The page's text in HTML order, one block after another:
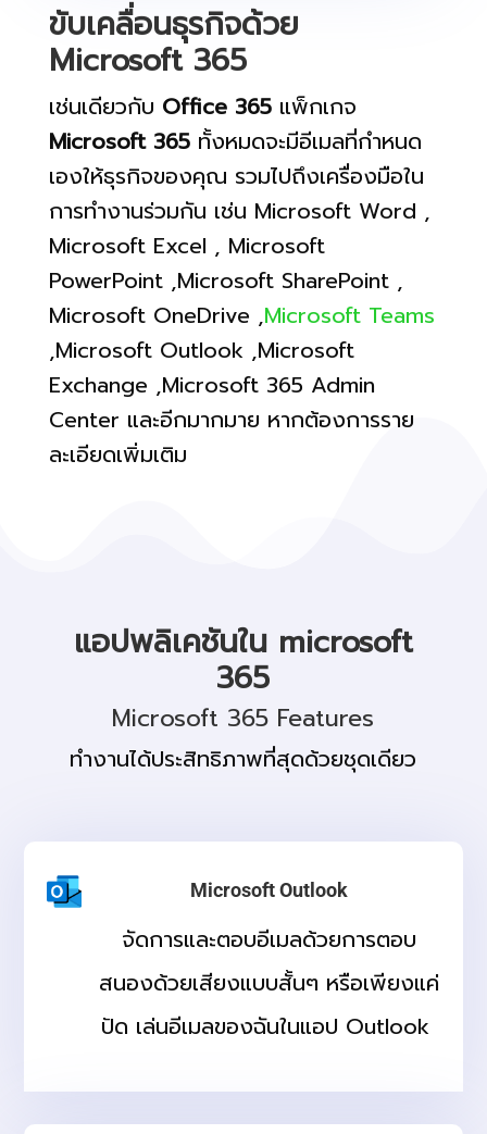
ขับเคลื่อนธุรกิจด้วย
Microsoft 365
เช่นเดียวกับ Office 365แพ็กเกจ
Microsoft 365ทั้งหมดจะมีอีเมลที่กำหนด
เองให้ธุรกิจของคุณ รวมไปถึงเครื่องมือใน
การทำงานร่วมกัน เช่น Microsoft Word ,
Microsoft Excel , Microsoft
PowerPoint ,Microsoft SharePoint ,
Microsoft OneDrive ,Microsoft Teams
,Microsoft Outlook ,Microsoft
Exchange ,Microsoft 365 Admin
Center และอีกมากมาย หากต้องการราย
ละเอียดเพิ่มเติม
แอปพลิเคชันใน microsoft
365
Microsoft 365 Features
ทำงานได้ประสิทธิภาพที่สุดด้วยชุดเดียว
Microsoft Outlook
จัดการและตอบอีเมลด้วยการตอบ
สนองด้วยเสียงแบบสั้นๆ หรือเพียงแค่
ปัด เล่นอีเมลของฉันในแอป Outlook